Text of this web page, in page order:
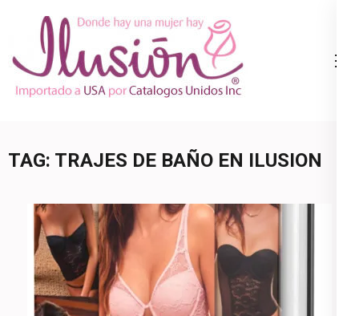
content
(Press
Ropa Interior
800.825.9452
TAG: TRAJES DE BAÑO EN ILUSION